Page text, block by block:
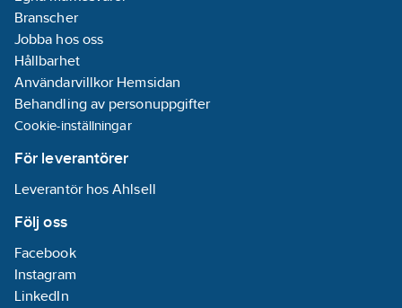
Branscher
Jobba hos oss
Hållbarhet
Användarvillkor Hemsidan
Behandling av personuppgifter
Cookie-inställningar
För leverantörer
Leverantör hos Ahlsell
Följ oss
Facebook
Instagram
LinkedIn